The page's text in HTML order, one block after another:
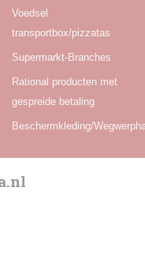
Voedsel
transportbox/pizzatas
Supermarkt-Branches
Rational producten met
gespreide betaling
Beschermkleding/